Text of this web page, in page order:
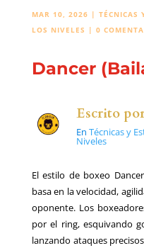
MAR 10, 2026 | TÉCNICAS
LOS NIVELES | 0
Dancer
Escrito
En Técnicas y
Niveles
El estilo de boxeo
basa en la velocidad,
oponente. Los
por el ring, esquivando
lanzando ataques